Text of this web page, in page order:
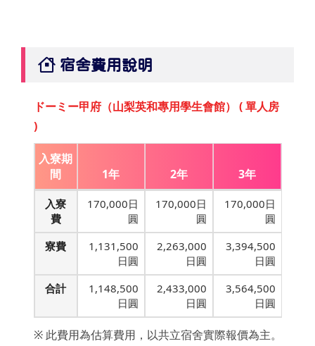
宿舍費用說明
ドーミー甲府（山梨英和專用學生會館） ( 單人房
)
入寮期
間
1年 2年 3年
入寮
費
170,000日
圓
170,000日
圓
170,000日
圓
寮費
1,131,500
日圓
2,263,000
日圓
3,394,500
日圓
合計
1,148,500
日圓
2,433,000
日圓
3,564,500
日圓
※ 此費用為估算費用，以共立宿舍實際報價為主。